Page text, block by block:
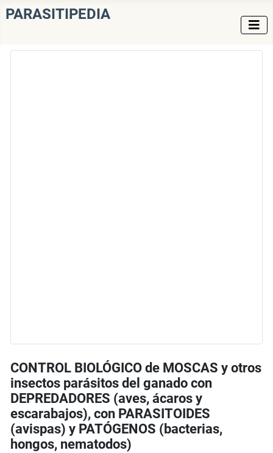
PARASITIPEDIA
CONTROL BIOLÓGICO de MOSCAS y otros
insectos parásitos del ganado con
DEPREDADORES (aves, ácaros y
escarabajos), con PARASITOIDES
(avispas) y PATÓGENOS (bacterias,
hongos, nematodos)